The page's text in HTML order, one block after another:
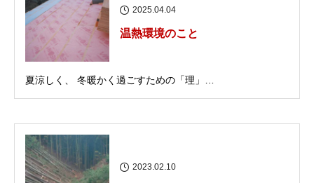
2025.04.04
温熱環境のこと
夏涼しく、 冬暖かく過ごすための「理」…
2023.02.10